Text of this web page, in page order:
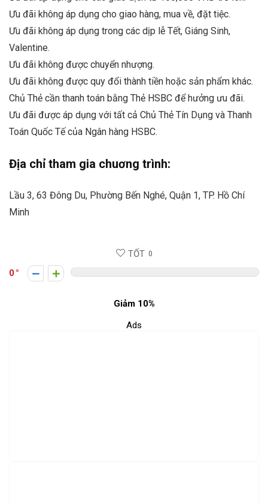
Ưu đãi không áp dụng cho giao hàng, mua về, đặt tiệc.
Ưu đãi không áp dụng trong các dịp lễ Tết, Giáng Sinh,
Valentine.
Ưu đãi không được chuyển nhượng.
Ưu đãi không được quy đổi thành tiền hoặc sản phẩm khác.
Chủ Thẻ cần thanh toán bằng Thẻ HSBC để hưởng ưu đãi.
Ưu đãi được áp dụng với tất cả Chủ Thẻ Tín Dụng và Thanh
Toán Quốc Tế của Ngân hàng HSBC.
Địa chỉ tham gia chuơng trình:
Lầu 3, 63 Đông Du, Phường Bến Nghé, Quận 1, TP. Hồ Chí
Minh
TỐT 0
0
Giảm 10%
Ads